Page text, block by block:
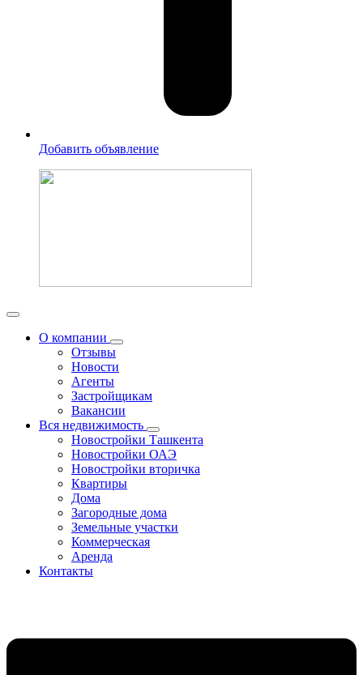
Добавить объявление
О компании
Отзывы
Новости
Агенты
Застройщикам
Вакансии
Вся недвижимость
Новостройки Ташкента
Новостройки ОАЭ
Новостройки вторичка
Квартиры
Дома
Загородные дома
Земельные участки
Коммерческая
Аренда
Контакты